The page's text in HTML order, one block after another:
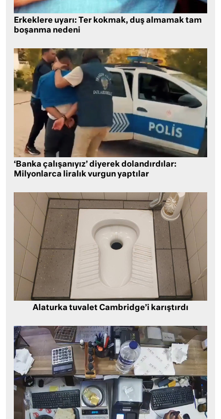
Erkeklere uyarı: Ter kokmak, duş almamak tam
boşanma nedeni
‘Banka çalışanıyız’ diyerek dolandırdılar:
Milyonlarca liralık vurgun yaptılar
Alaturka tuvalet Cambridge’i karıştırdı